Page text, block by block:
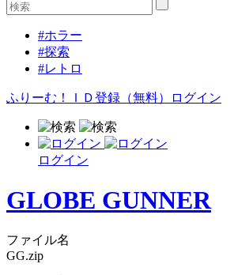
#ホラー
#探索
#レトロ
ふりーむ！ＩＤ登録（無料） ログイン
ログイン
GLOBE GUNNER
ファイル名
GG.zip